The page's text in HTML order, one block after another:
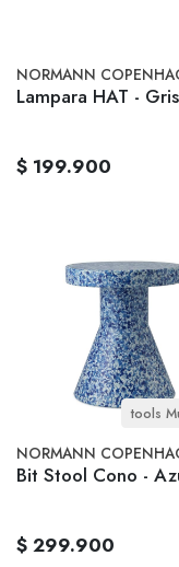
NORMANN
Lampara HAT -
$ 199.900
tools
NORMANN
Bit Stool Cono -
$ 299.900